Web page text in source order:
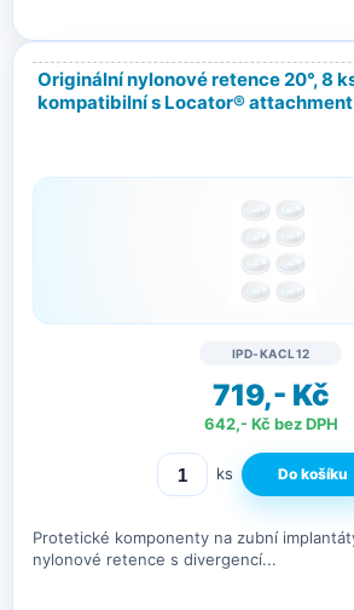
Originální nylonové retence 20°, 8
kompatibilní s Locator® attachment
IPD-KACL12
719,- Kč
642,- Kč bez DPH
ks
Protetické komponenty na zubní
nylonové retence s divergencí...